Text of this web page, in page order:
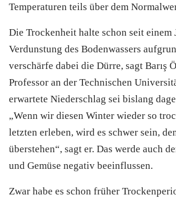
Temperaturen teils über dem
Die Trockenheit halte schon seit einem
Verdunstung des Bodenwassers
verschärfe dabei die Dürre, sagt Barış
Professor an der Technischen
erwartete Niederschlag sei bislang
„Wenn wir diesen Winter wieder so
letzten erleben, wird es schwer sein,
überstehen“, sagt er. Das werde auch
und Gemüse negativ beeinflussen.
Zwar habe es schon früher